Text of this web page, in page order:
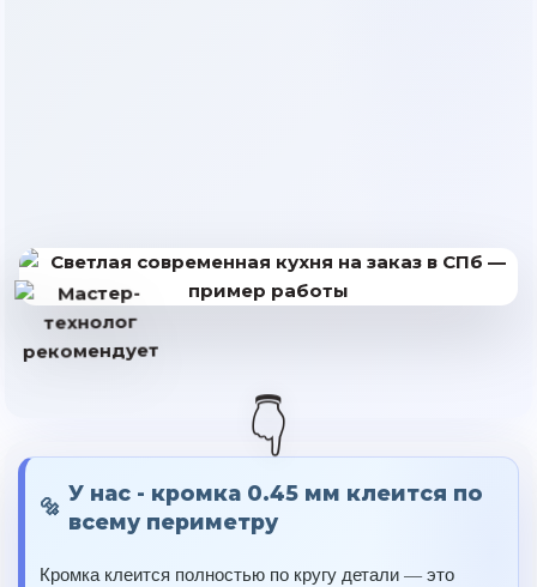
👇
У нас - кромка 0.45 мм клеится по
всему периметру
Кромка клеится полностью по кругу детали — это